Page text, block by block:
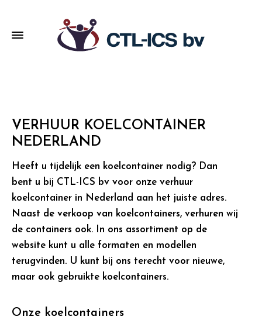
VERHUUR KOELCONTAINER
NEDERLAND
Heeft u tijdelijk een koelcontainer nodig? Dan
bent u bij CTL-ICS bv voor onze verhuur
koelcontainer in Nederland aan het juiste adres.
Naast de verkoop van koelcontainers, verhuren wij
de containers ook. In ons assortiment op de
website kunt u alle formaten en modellen
terugvinden. U kunt bij ons terecht voor nieuwe,
maar ook gebruikte koelcontainers.
Onze koelcontainers